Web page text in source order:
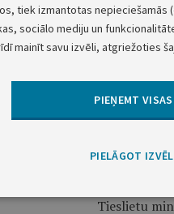
padome izsniedz
atcelšanas vai
saistīti ar jaunu apliecību
tiesu izpildītājs tiek
izpildītāju padomes
un jaunu apliecību
Tieslietu
tiek izmantotas nepieciešamās
sociālo mediju un
mainīt savu izvēli, atgriežoties
PIEŅEMT VISAS
PIELĀGOT